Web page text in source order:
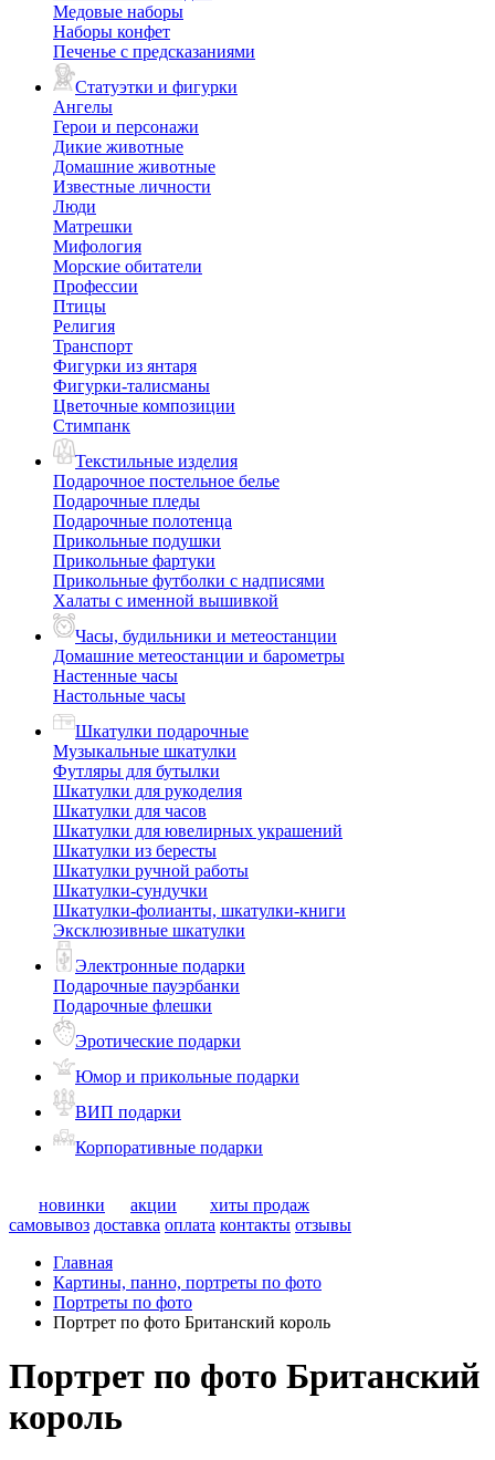
Медовые наборы
Наборы конфет
Печенье с предсказаниями
Статуэтки и фигурки
Ангелы
Герои и персонажи
Дикие животные
Домашние животные
Известные личности
Люди
Матрешки
Мифология
Морские обитатели
Профессии
Птицы
Религия
Транспорт
Фигурки из янтаря
Фигурки-талисманы
Цветочные композиции
Стимпанк
Текстильные изделия
Подарочное постельное белье
Подарочные пледы
Подарочные полотенца
Прикольные подушки
Прикольные фартуки
Прикольные футболки с надписями
Халаты с именной вышивкой
Часы, будильники и метеостанции
Домашние метеостанции и барометры
Настенные часы
Настольные часы
Шкатулки подарочные
Музыкальные шкатулки
Футляры для бутылки
Шкатулки для рукоделия
Шкатулки для часов
Шкатулки для ювелирных украшений
Шкатулки из бересты
Шкатулки ручной работы
Шкатулки-сундучки
Шкатулки-фолианты, шкатулки-книги
Эксклюзивные шкатулки
Электронные подарки
Подарочные пауэрбанки
Подарочные флешки
Эротические подарки
Юмор и прикольные подарки
ВИП подарки
Корпоративные подарки
новинки акции
хиты продаж
самовывоз доставка оплата контакты отзывы
Главная
Картины, панно, портреты по фото
Портреты по фото
Портрет по фото Британский король
Портрет по фото Британский
король